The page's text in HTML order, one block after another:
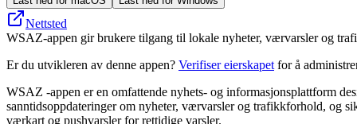
Nettsted
WSAZ-appen gir brukere tilgang til lokale nyheter, værvarsler og
Er du utvikleren av denne appen? Verifiser eierskapet for å
WSAZ -appen er en omfattende nyhets- og informasjonsplattform
sanntidsoppdateringer om nyheter, værvarsler og trafikkforhold, og
værkart og pushvarsler for rettidige varsler.